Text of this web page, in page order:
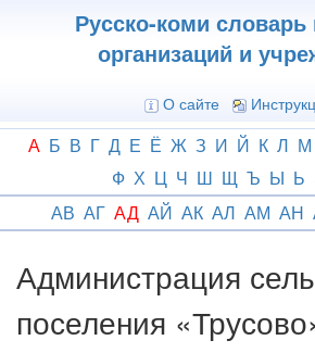
Русско-коми словарь
организаций и
О сайте
А Б В Г Д Е Ё Ж З И Й К Л М
Ф Х Ц Ч Ш Щ Ъ Ы Ь
АВ АГ АД АЙ АК АЛ АМ АН
Администрация
поселения